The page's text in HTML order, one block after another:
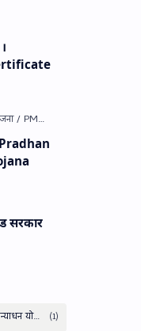
Pradhan
सरकार